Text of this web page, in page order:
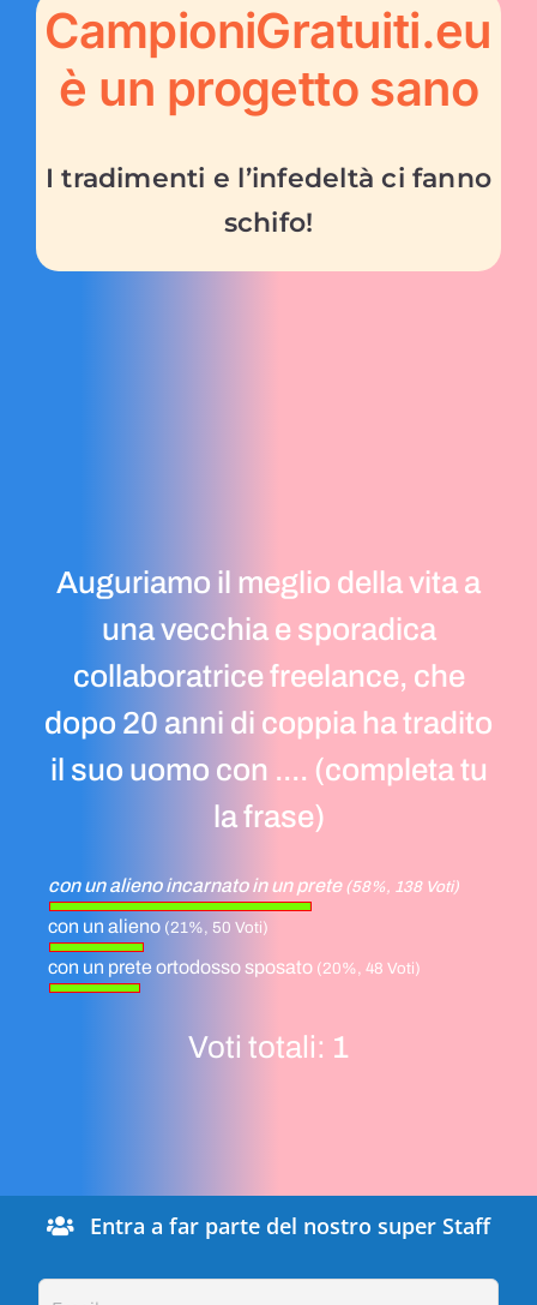
CampioniGratuiti.eu
è un progetto sano
I tradimenti e l’infedeltà ci fanno
schifo!
Auguriamo il meglio della vita a
una vecchia e sporadica
collaboratrice freelance, che
dopo 20 anni di coppia ha tradito
il suo uomo con .... (completa tu
la frase)
con un alieno incarnato in un prete (58%, 138 Voti)
con un alieno (21%, 50 Voti)
con un prete ortodosso sposato (20%, 48 Voti)
Voti totali: 1
Entra a far parte del nostro super Staff